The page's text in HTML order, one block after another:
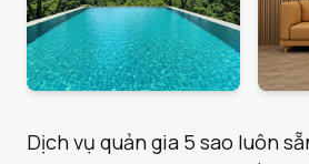
Dịch vụ quản gia 5 sao luôn